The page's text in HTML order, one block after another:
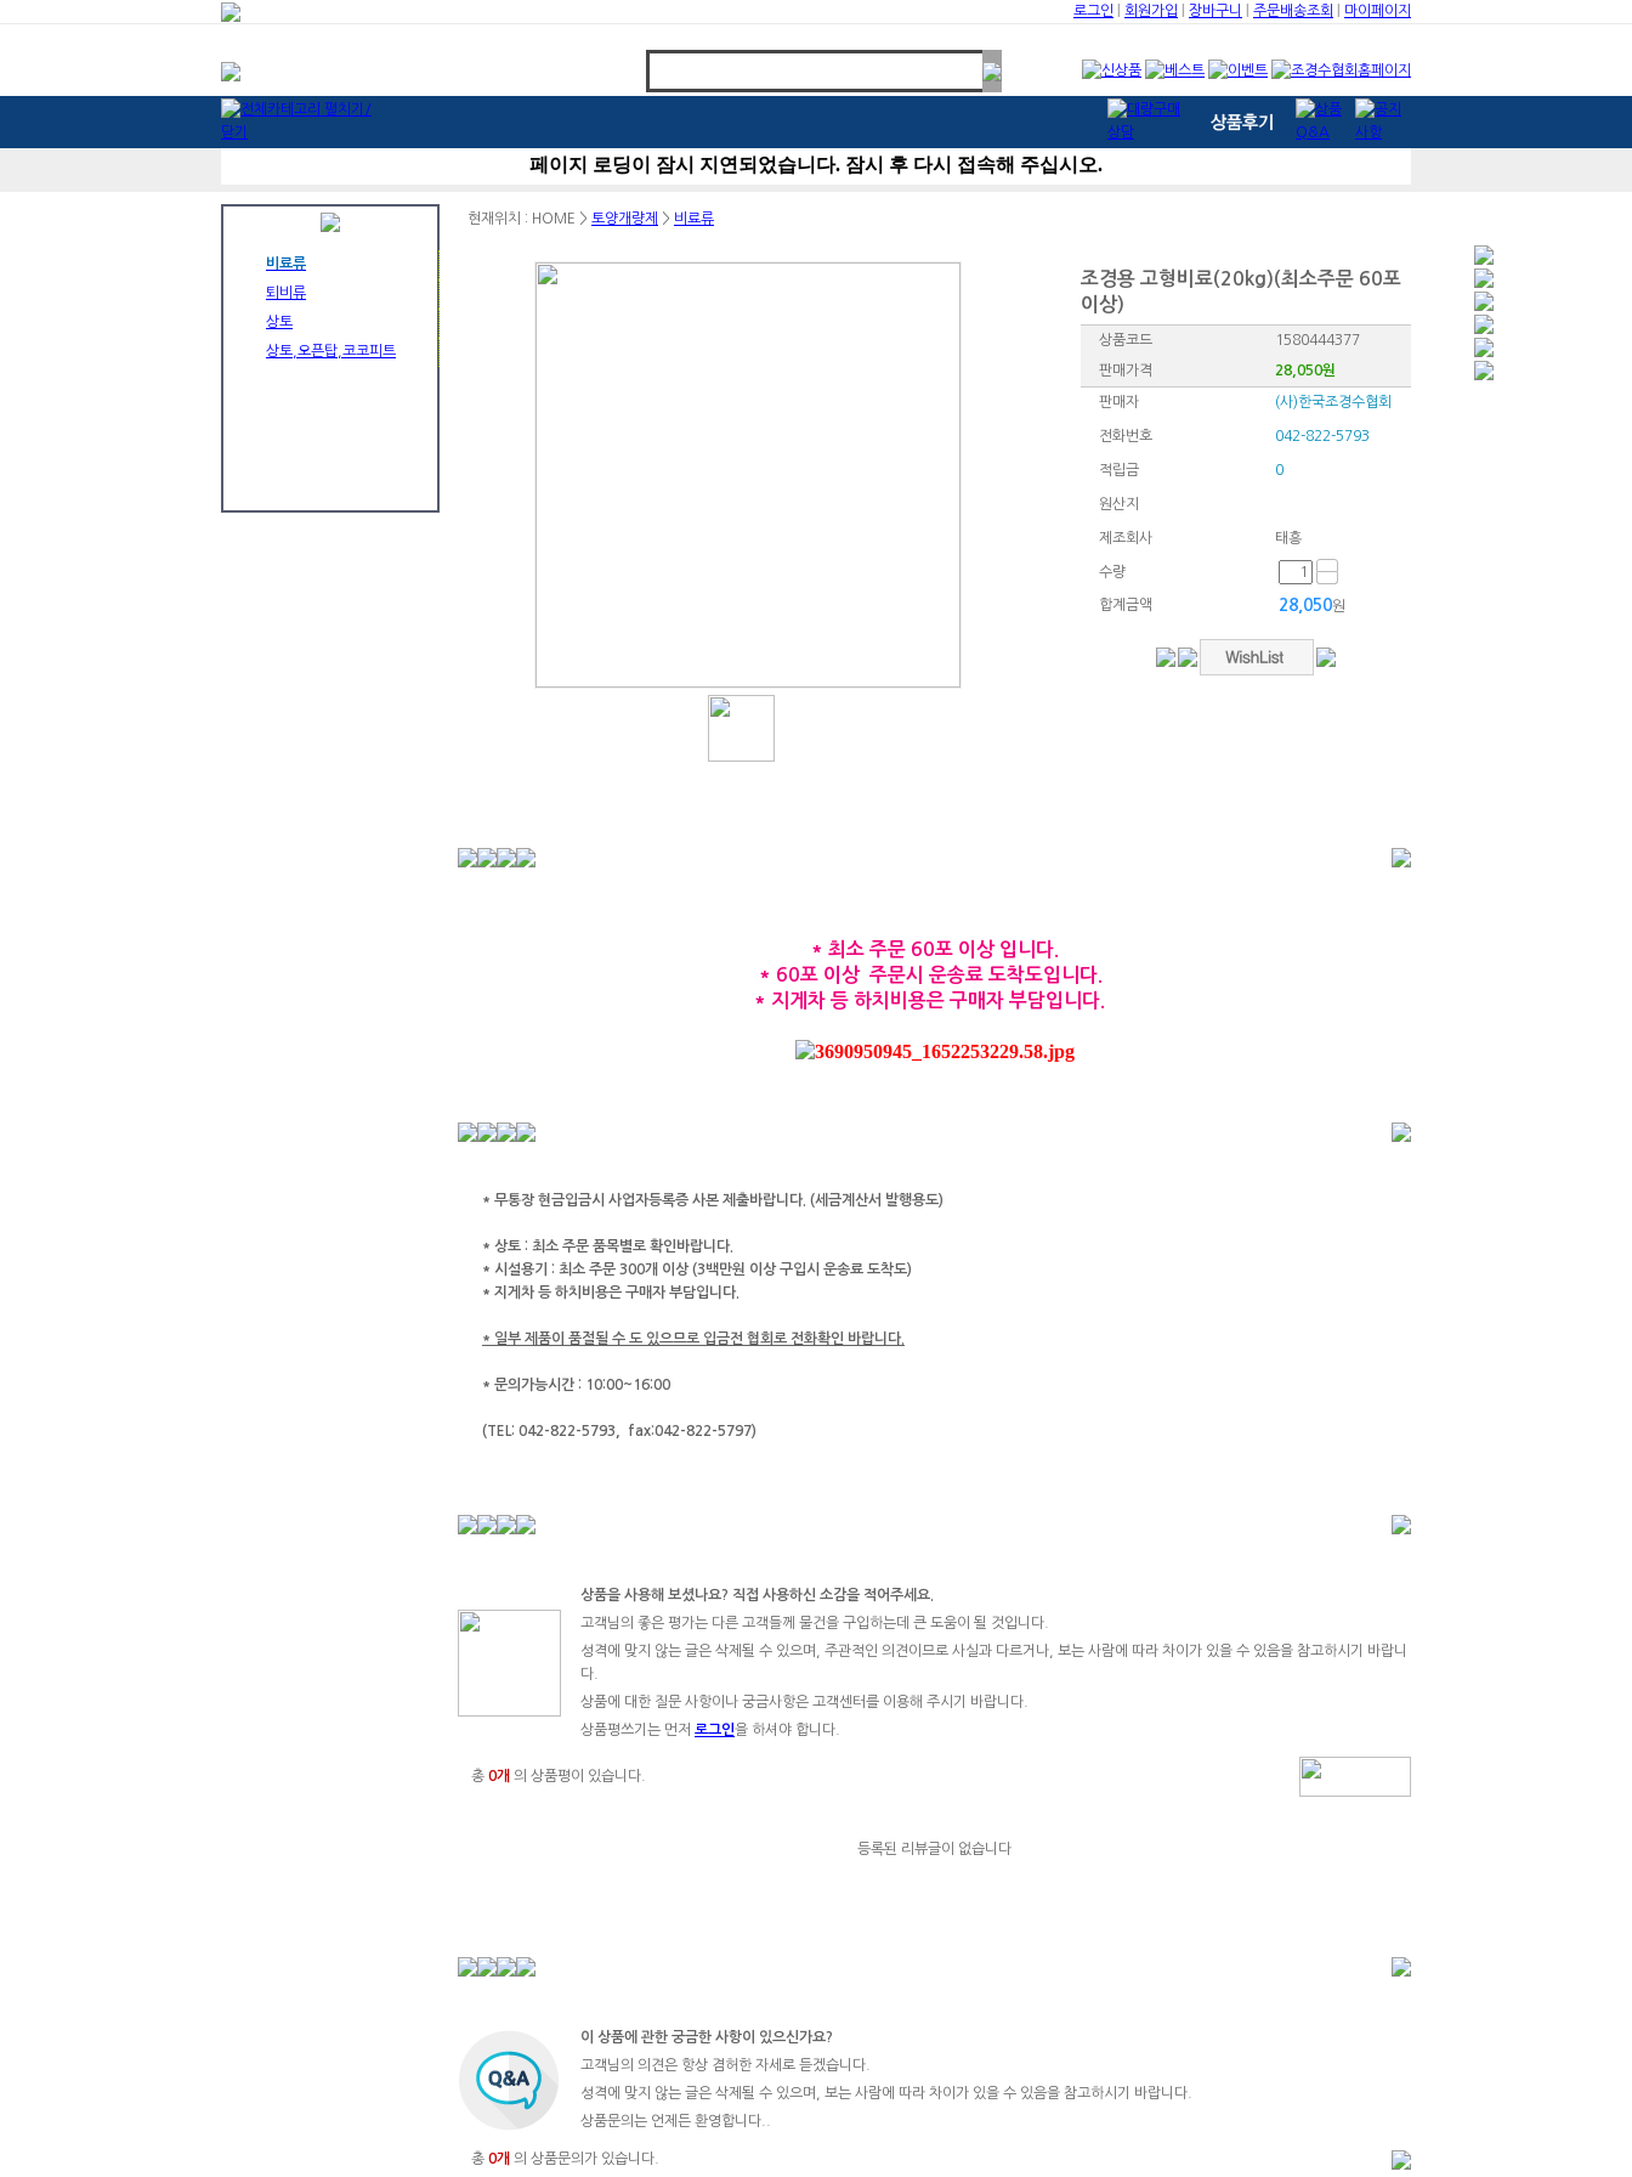
로그인 회원가입 장바구니 주문배송조회 마이페이지
비료류
퇴비류
상토
상토,오픈탑,코코피트
현재위치 : HOME > 토양개량제 > 비료류
조경용 고형비료(20kg)(최소주문 60포
이상)
상품코드 1580444377
판매가격 28,050원
판매자 (사)한국조경수협회
전화번호 042-822-5793
적립금 0
원산지
제조회사 태흥
수량
합계금액 28,050원
* 최소 주문 60포 이상 입니다.
* 60포 이상 주문시 운송료 도착도입니다.
* 지게차 등 하치비용은 구매자 부담입니다.
* 무통장 현금입금시 사업자등록증 사본 제출바랍니다. (세금계산서 발행용도)
* 상토 : 최소 주문 품목별로 확인바랍니다.
* 시설용기 : 최소 주문 300개 이상 (3백만원 이상 구입시 운송료 도착도)
* 지게차 등 하치비용은 구매자 부담입니다.
* 일부 제품이 품절될 수 도 있으므로 입금전 협회로 전화확인 바랍니다.
* 문의가능시간 : 10:00~16:00
(TEL: 042-822-5793, fax:042-822-5797)
상품을 사용해 보셨나요? 직접 사용하신 소감을 적어주세요.
고객님의 좋은 평가는 다른 고객들께 물건을 구입하는데 큰 도움이 될 것입니다.
성격에 맞지 않는 글은 삭제될 수 있으며, 주관적인 의견이므로 사실과 다르거나, 보는 사람에 따라 차이가 있을 수 있음을 참고하시기 바랍니
다.
상품에 대한 질문 사항이나 궁금사항은 고객센터를 이용해 주시기 바랍니다.
상품평쓰기는 먼저 로그인을 하셔야 합니다.
총 0개 의 상품평이 있습니다.
등록된 리뷰글이 없습니다
이 상품에 관한 궁금한 사항이 있으신가요?
고객님의 의견은 항상 겸허한 자세로 듣겠습니다.
성격에 맞지 않는 글은 삭제될 수 있으며, 보는 사람에 따라 차이가 있을 수 있음을 참고하시기 바랍니다.
상품문의는 언제든 환영합니다..
총 0개 의 상품문의가 있습니다.